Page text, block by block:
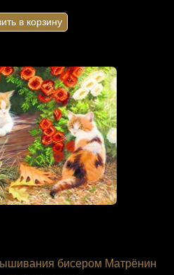
в корзину
бисером Матрёнин